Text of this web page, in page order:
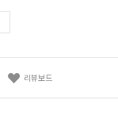
리뷰보드